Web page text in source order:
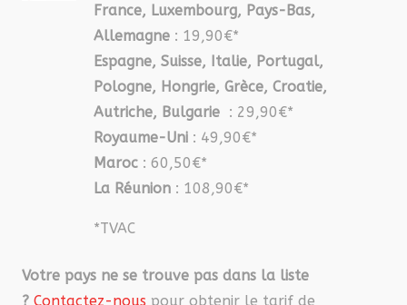
France, Luxembourg, Pays-Bas,
Allemagne : 19,90€*
Espagne, Suisse, Italie, Portugal,
Pologne, Hongrie, Grèce, Croatie,
Autriche, Bulgarie : 29,90€*
Royaume-Uni : 49,90€*
Maroc : 60,50€*
La Réunion : 108,90€*
*TVAC
Votre pays ne se trouve pas dans la liste
? Contactez-nous pour obtenir le tarif de